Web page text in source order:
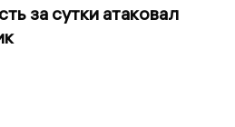
за сутки атаковал